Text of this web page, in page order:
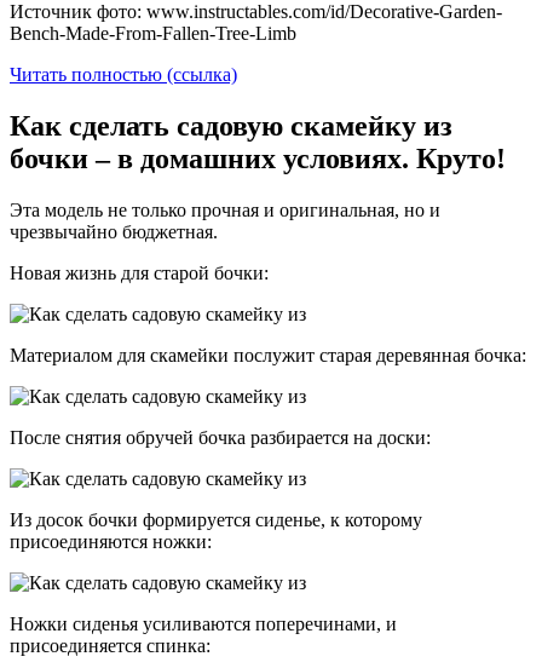
Источник фото: www.instructables.com/id/Decorative-Garden-
Bench-Made-From-Fallen-Tree-Limb
Читать полностью (ссылка)
Как сделать садовую скамейку из
бочки – в домашних условиях. Круто!
Эта модель не только прочная и оригинальная, но и
чрезвычайно бюджетная.
Новая жизнь для старой бочки:
Материалом для скамейки послужит старая деревянная бочка:
После снятия обручей бочка разбирается на доски:
Из досок бочки формируется сиденье, к которому
присоединяются ножки:
Ножки сиденья усиливаются поперечинами, и
присоединяется спинка: